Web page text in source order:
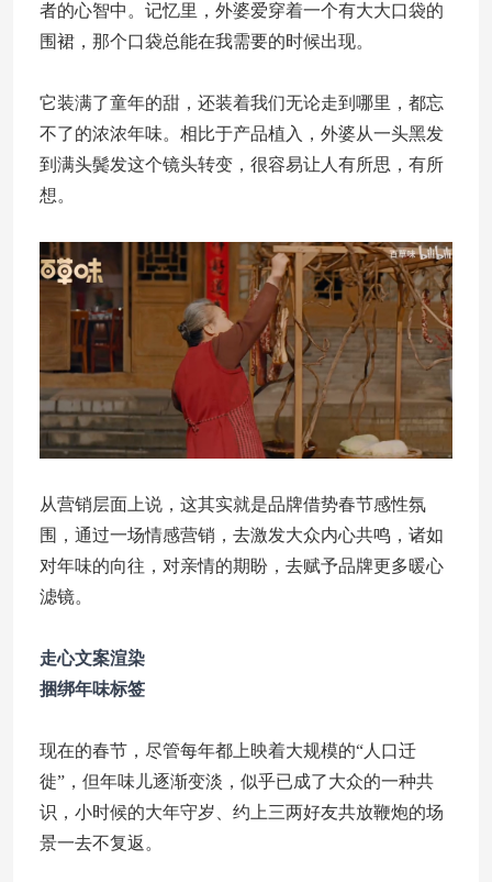
者的心智中。记忆里，外婆爱穿着一个有大大口袋的
围裙，那个口袋总能在我需要的时候出现。
它装满了童年的甜，还装着我们无论走到哪里，都忘
不了的浓浓年味。相比于产品植入，外婆从一头黑发
到满头鬓发这个镜头转变，很容易让人有所思，有所
想。
从营销层面上说，这其实就是品牌借势春节感性氛
围，通过一场情感营销，去激发大众内心共鸣，诸如
对年味的向往，对亲情的期盼，去赋予品牌更多暖心
滤镜。
走心文案渲染
捆绑年味标签
现在的春节，尽管每年都上映着大规模的“人口迁
徙”，但年味儿逐渐变淡，似乎已成了大众的一种共
识，小时候的大年守岁、约上三两好友共放鞭炮的场
景一去不复返。